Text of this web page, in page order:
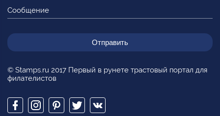
© Stamps.ru 2017 Первый в рунете трастовый портал для
филателистов
Сообщение